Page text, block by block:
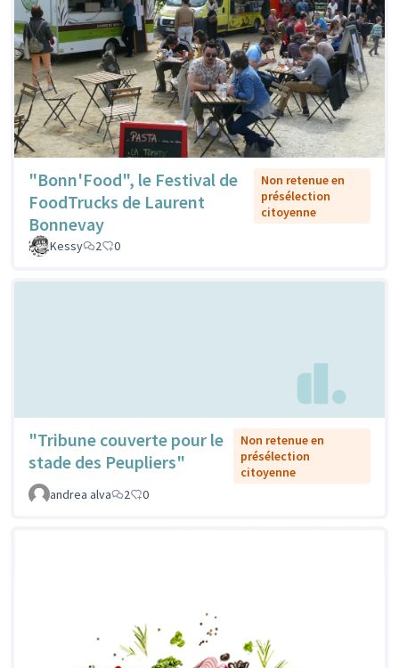
"Bonn'Food", le Festival de
FoodTrucks de Laurent
Bonnevay
Non retenue en
présélection
citoyenne
Kessy 2 0
"Tribune couverte pour le
stade des Peupliers"
Non retenue en
présélection
citoyenne
andrea alva
2 0